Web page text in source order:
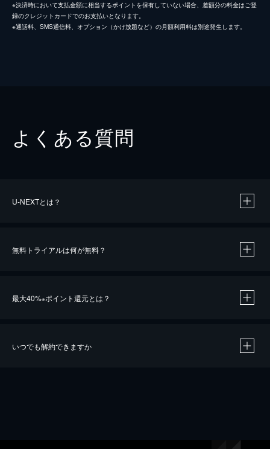
※決済時において支払金額に相当するポイントを保有していない場合、差額分の料金はご登
録のクレジットカードでのお支払いとなります。
※通話料、SMS通信料、オプション（かけ放題など）の月額利用料は別途発生します。
よくある質問
U-NEXTとは？
無料トライアルは何が無料？
最大40%※ポイント還元とは？
いつでも解約できますか